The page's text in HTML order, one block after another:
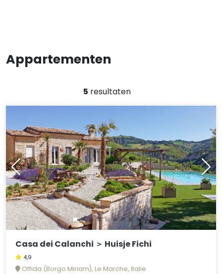
Appartementen
5 resultaten
Casa dei Calanchi ＞ Huisje Fichi
4,9
Offida (Borgo Miriam), Le Marche, Italië